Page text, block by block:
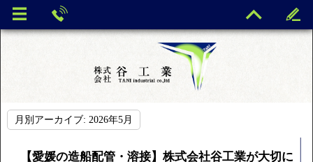
月別アーカイブ: 2026年5月
【愛媛の造船配管・溶接】株式会社谷工業が大切に